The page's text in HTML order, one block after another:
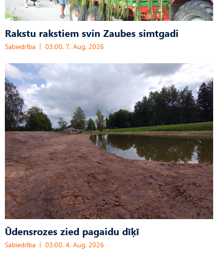
Rakstu rakstiem svin Zaubes simtgadi
Sabiedrība 03:00, 7. Aug, 2026
Ūdensrozes zied pagaidu dīķī
Sabiedrība 03:00, 4. Aug, 2026